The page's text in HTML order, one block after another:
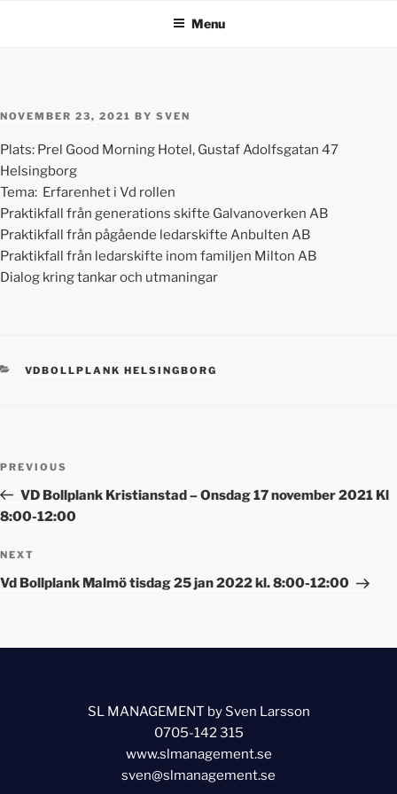
Menu
NOVEMBER 23, 2021 BY SVEN
Plats: Prel Good Morning Hotel, Gustaf Adolfsgatan 47
Helsingborg
Tema: Erfarenhet i Vd rollen
Praktikfall från generations skifte Galvanoverken AB
Praktikfall från pågående ledarskifte Anbulten AB
Praktikfall från ledarskifte inom familjen Milton AB
Dialog kring tankar och utmaningar
VDBOLLPLANK HELSINGBORG
PREVIOUS
VD Bollplank Kristianstad – Onsdag 17 november 2021 Kl
8:00-12:00
NEXT
Vd Bollplank Malmö tisdag 25 jan 2022 kl. 8:00-12:00
SL MANAGEMENT by Sven Larsson
0705-142 315
www.slmanagement.se
sven@slmanagement.se